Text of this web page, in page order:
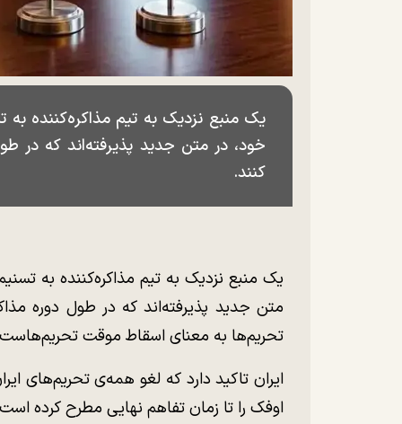
یک منبع نزدیک به تیم مذاکره‌کننده
کنند.
یک منبع نزدیک به تیم مذاکره‌کننده به
تحریم‌ها به معنای اسقاط موقت
ایران تاکید دارد که لغو همه‌ی تحریم‌های
اوفک را تا زمان تفاهم نهایی مطرح کرده